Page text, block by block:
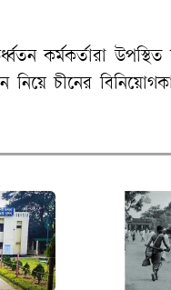
কর্মকর্তারা
চীনের